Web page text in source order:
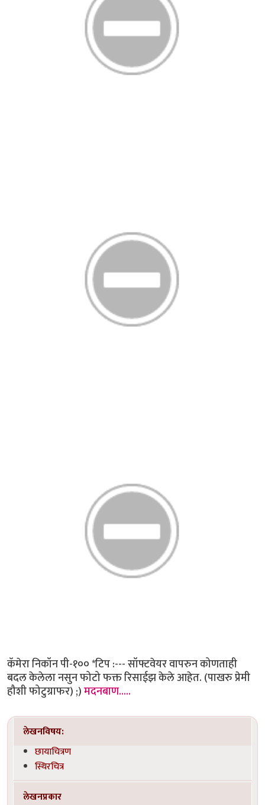
कॅमेरा निकॉन पी-१०० *टिप :--- सॉफ्टवेयर वापरुन कोणताही
बदल केलेला नसुन फोटो फक्त रिसाईझ केले आहेत. (पाखरु प्रेमी
हौशी फोटुग्राफर) ;)मदनबाण.....
लेखनविषय:
छायाचित्रण
स्थिरचित्र
लेखनप्रकार